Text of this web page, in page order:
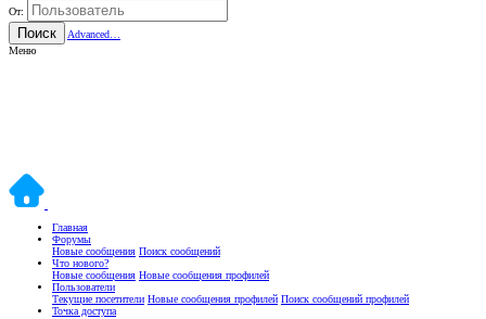
От:
Поиск
Advanced…
Меню
Главная
Форумы
Новые сообщения Поиск сообщений
Что нового?
Новые сообщения Новые сообщения профилей
Пользователи
Текущие посетители Новые сообщения профилей Поиск сообщений профилей
Точка доступа